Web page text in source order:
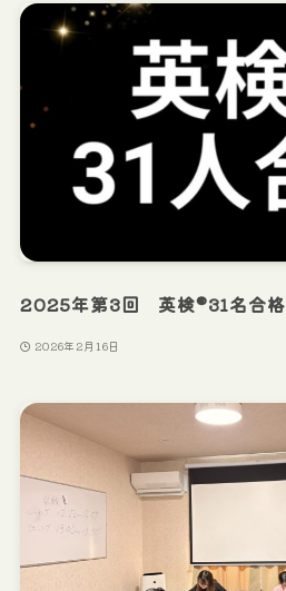
2025年第3回 英検®31名合格
2026年2月16日